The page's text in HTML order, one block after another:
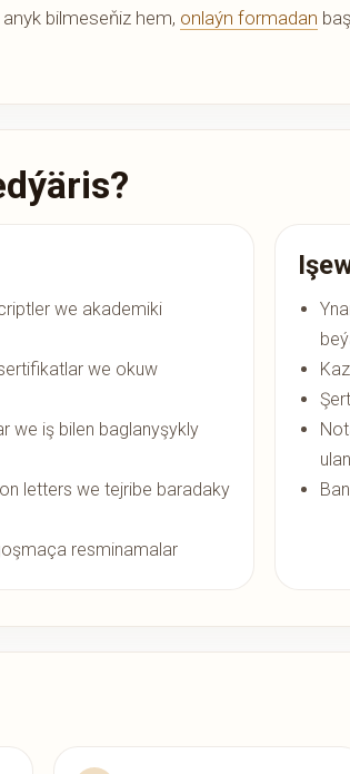
bilmeseňiz hem, onlaýn formadan
we akademiki
we okuw
we iş bilen baglanyşykly
letters we tejribe baradaky
resminamalar